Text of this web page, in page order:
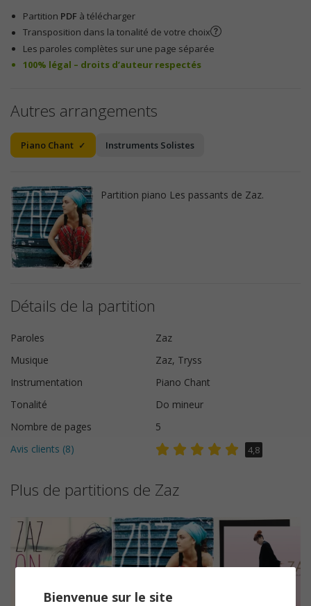
Partition PDF à télécharger
Transposition dans la tonalité de votre choix
Les paroles complètes sur une page séparée
100% légal – droits d’auteur respectés
Autres arrangements
Piano Chant Instruments Solistes
Partition piano Les passants de Zaz.
Détails de la partition
Paroles
Zaz
Musique
Zaz, Tryss
Instrumentation
Piano Chant
Tonalité
Do mineur
Nombre de pages
5
Avis clients (8) 4,8
Plus de partitions de Zaz
Bienvenue sur le site